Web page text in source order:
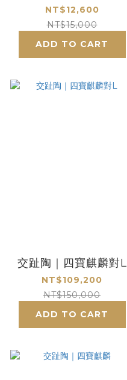
NT$12,600
NT$15,000
ADD TO CART
交趾陶｜四寶麒麟對L
NT$109,200
NT$150,000
ADD TO CART